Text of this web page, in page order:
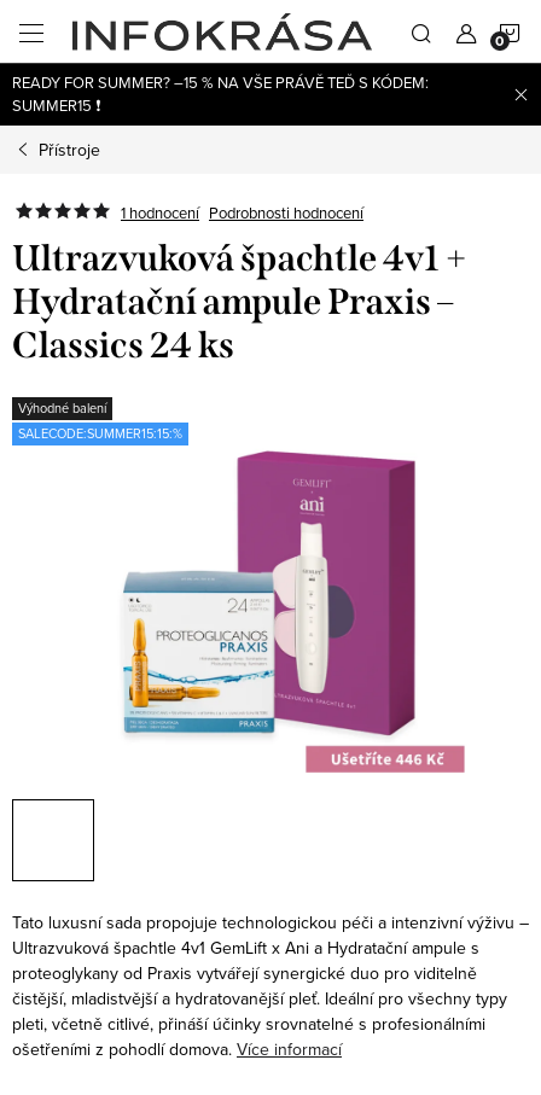
obsah
READY FOR SUMMER? –15 % NA VŠE PRÁVĚ TEĎ S KÓDEM:
SUMMER15 ❗
Přístroje
1 hodnocení Podrobnosti hodnocení
Ultrazvuková špachtle 4v1 +
Hydratační ampule Praxis –
Classics 24 ks
Výhodné balení
SALECODE:SUMMER15:15:%
Tato luxusní sada propojuje technologickou péči a intenzivní výživu –
Ultrazvuková špachtle 4v1 GemLift x Ani a Hydratační ampule s
proteoglykany od Praxis vytvářejí synergické duo pro viditelně
čistější, mladistvější a hydratovanější pleť. Ideální pro všechny typy
pleti, včetně citlivé, přináší účinky srovnatelné s profesionálními
ošetřeními z pohodlí domova. Více informací